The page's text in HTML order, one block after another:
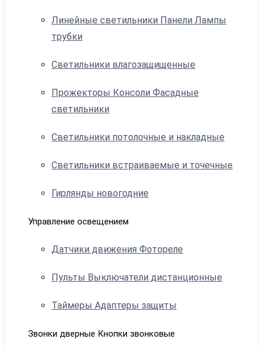
Линейные светильники Панели Лампы
трубки
Светильники влагозащищенные
Прожекторы Консоли Фасадные
светильники
Светильники потолочные и накладные
Светильники встраиваемые и точечные
Гирлянды новогодние
Управление освещением
Датчики движения Фотореле
Пульты Выключатели дистанционные
Таймеры Адаптеры защиты
Звонки дверные Кнопки звонковые